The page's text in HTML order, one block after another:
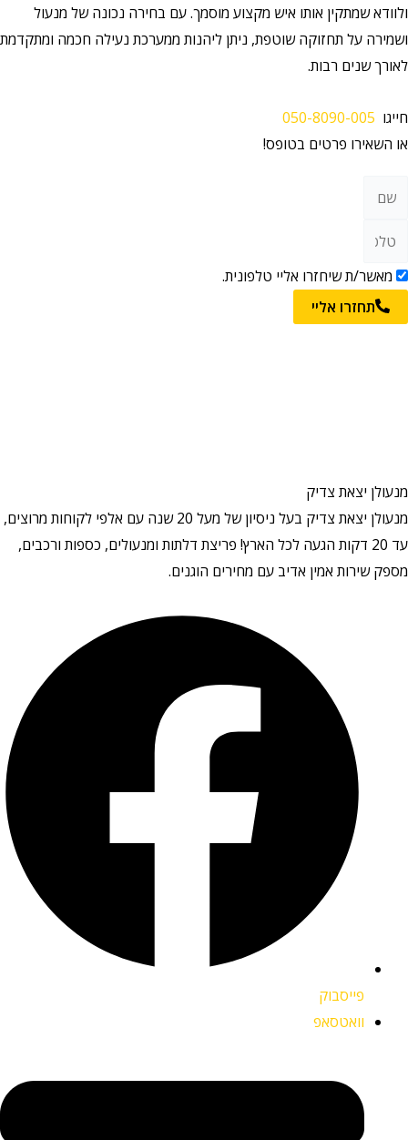
ולוודא שמתקין אותו איש מקצוע מוסמך. עם בחירה נכונה של מנעול
ושמירה על תחזוקה שוטפת, ניתן ליהנות ממערכת נעילה חכמה ומתקדמת
לאורך שנים רבות.
חייגו 050-8090-005
או השאירו פרטים בטופס!
מאשר/ת שיחזרו אליי טלפונית.
תחזרו אליי
מנעולן יצאת צדיק
מנעולן יצאת צדיק בעל ניסיון של מעל 20 שנה עם אלפי לקוחות מרוצים,
עד 20 דקות הגעה לכל הארץ! פריצת דלתות ומנעולים, כספות ורכבים,
מספק שירות אמין אדיב עם מחירים הוגנים.
פייסבוק
וואטסאפ